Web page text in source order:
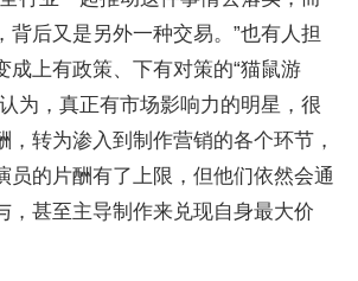
背后又是另外一种交易。”也有人担
成上有政策、下有对策的“猫鼠游
为，真正有市场影响力的明星，很
，转为渗入到制作营销的各个环节，
员的片酬有了上限，但他们依然会通
，甚至主导制作来兑现自身最大价